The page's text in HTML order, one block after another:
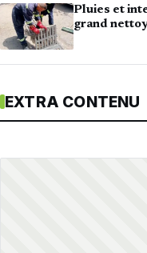
Pluies et
grand
EXTRA CONTENU